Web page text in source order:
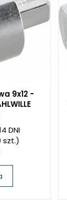
9x12 -
DNI
szt.)